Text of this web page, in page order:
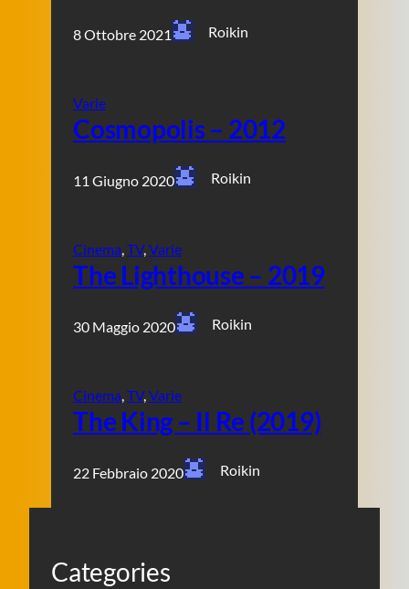
8 Ottobre 2021 Roikin
Varie
Cosmopolis – 2012
11 Giugno 2020 Roikin
Cinema, TV, Varie
The Lighthouse – 2019
30 Maggio 2020 Roikin
Cinema, TV, Varie
The King – Il Re (2019)
22 Febbraio 2020 Roikin
Categories